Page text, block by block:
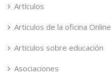
Artículos
Articulos de la oficina Online
Articulos sobre educación
Asociaciones